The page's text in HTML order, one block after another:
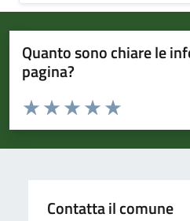
Quanto sono chiare le
pagina?
Valuta da 1 a 5 stelle la pagina
Valuta 5 stelle
Valuta 4 stelle su 5
Valuta 3 stelle su 5
Valuta 2 stelle su 5
Valuta 1 stelle su 5
Contatta il comune